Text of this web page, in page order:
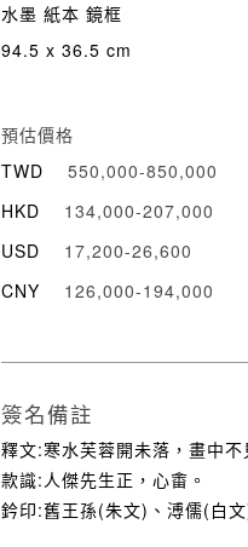
水墨 紙本 鏡框
94.5 x 36.5 cm
預估價格
TWD
550,000-850,000
HKD
134,000-207,000
USD
17,200-26,600
CNY
126,000-194,000
簽名備註
釋文:寒水芙蓉開未落，畫中不
款識:人傑先生正，心畬。
鈐印:舊王孫(朱文)、溥儒(白